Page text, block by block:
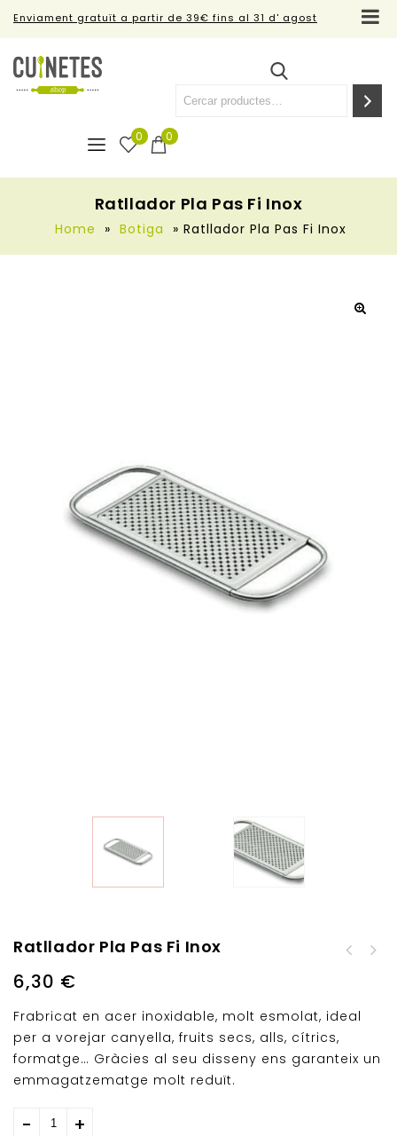
Enviament gratuït a partir de 39€ fins al 31 d' agost
0
0
Ratllador Pla Pas Fi Inox
Home » Botiga » Ratllador Pla Pas Fi Inox
Ratllador Pla Pas Fi Inox
6,30 €
Frabricat en acer inoxidable, molt esmolat, ideal
per a vorejar canyella, fruits secs, alls, cítrics,
formatge… Gràcies al seu disseny ens garanteix un
emmagatzematge molt reduït.